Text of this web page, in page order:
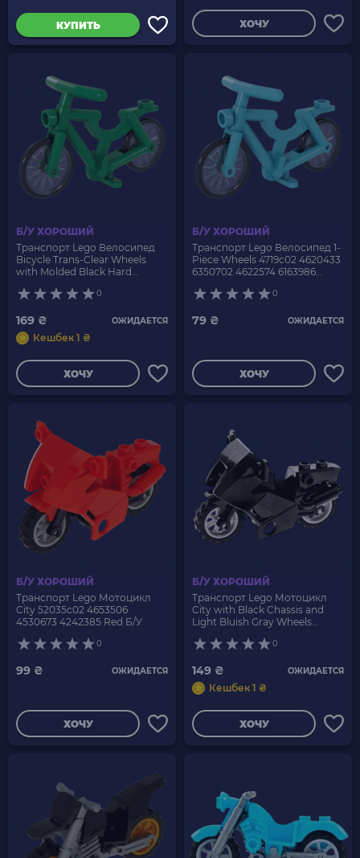
КУПИТЬ ХОЧУ
Б/У ХОРОШИЙ
Транспорт Lego Велосипед
Bicycle Trans-Clear Wheels
with Molded Black Hard
92851pb01 Green Б/У
0
169 ₴ ОЖИДАЕТСЯ
Кешбек 1 ₴
ХОЧУ
Б/У ХОРОШИЙ
Транспорт Lego Велосипед 1-
Piece Wheels 4719c02 4620433
6350702 4622574 6163986
0
79 ₴ ОЖИДАЕТСЯ
ХОЧУ
Б/У ХОРОШИЙ
Транспорт Lego Мотоцикл
City 52035c02 4653506
4530673 4242385 Red Б/У
0
99 ₴ ОЖИДАЕТСЯ
ХОЧУ
Б/У ХОРОШИЙ
Транспорт Lego Мотоцикл
City with Black Chassis and
Light Bluish Gray Wheels
0
149 ₴ ОЖИДАЕТСЯ
Кешбек 1 ₴
ХОЧУ